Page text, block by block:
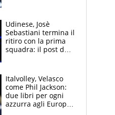
McLaren siano
meglio?”
Udinese, Josè
Sebastiani termina il
ritiro con la prima
squadra: il post del
sfondo
Italvolley, Velasco
come Phil Jackson:
due libri per ogni
azzurra agli Europei.